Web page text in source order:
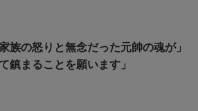
族の怒りと無念だった元帥の魂が」
鎮まることを願います」